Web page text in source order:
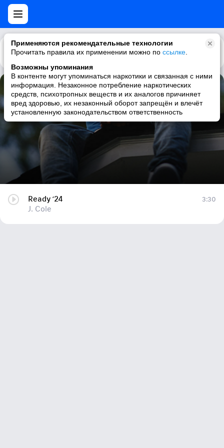
Применяются рекомендательные технологии
Прочитать правила их применении можно по ссылке
Возможны упоминания
В контенте могут упоминаться наркотики и связанная с ними
информация. Незаконное потребление наркотических
средств, психотропных веществ и их аналогов причиняет
вред здоровью, их незаконный оборот запрещён и влечёт
установленную законодательством ответственность
Каталог Рекомендации
Ready ‘24
J. Cole
Ready ‘24
J. Cole
3:30